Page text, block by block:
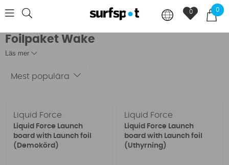
0
0
Foilpaket Wake
Läs mer
Mest populära
Liquid Force
Liquid Force Launch
board with Launch foil
(Demokörd)
Liquid Force
Liquid Force Launch
board with Launch foil
(Uthyrning)